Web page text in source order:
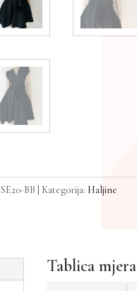
SE20-BB Kategorija: Haljine
Tablica mjera